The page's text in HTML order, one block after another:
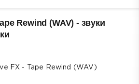
Rewind (WAV) - звуки